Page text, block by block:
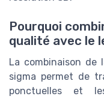
Pourquoi
qualité avec le
La combinaison
sigma permet de
ponctuelles et